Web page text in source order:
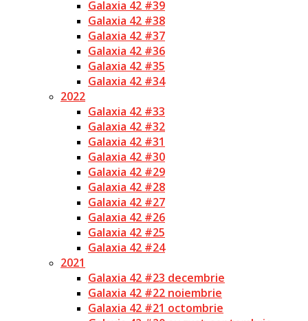
Galaxia 42 #39
Galaxia 42 #38
Galaxia 42 #37
Galaxia 42 #36
Galaxia 42 #35
Galaxia 42 #34
2022
Galaxia 42 #33
Galaxia 42 #32
Galaxia 42 #31
Galaxia 42 #30
Galaxia 42 #29
Galaxia 42 #28
Galaxia 42 #27
Galaxia 42 #26
Galaxia 42 #25
Galaxia 42 #24
2021
Galaxia 42 #23 decembrie
Galaxia 42 #22 noiembrie
Galaxia 42 #21 octombrie